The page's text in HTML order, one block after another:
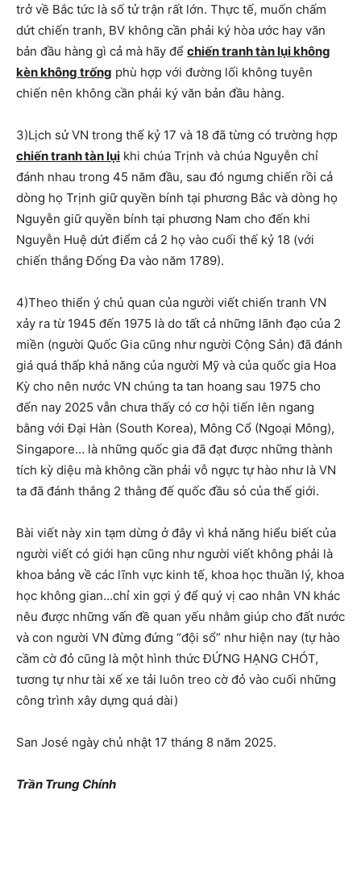
trở về Bắc tức là số tử trận rất lớn. Thực tế, muốn chấm
dứt chiến tranh, BV không cần phải ký hòa ước hay văn
bản đầu hàng gì cả mà hãy để chiến tranh tàn lụi không
kèn không trống phù hợp với đường lối không tuyên
chiến nên không cần phải ký văn bản đầu hàng.
3)Lịch sử VN trong thế kỷ 17 và 18 đã từng có trường hợp
chiến tranh tàn lụi khi chúa Trịnh và chúa Nguyễn chỉ
đánh nhau trong 45 năm đầu, sau đó ngưng chiến rồi cả
dòng họ Trịnh giữ quyền bính tại phương Bắc và dòng họ
Nguyễn giữ quyền bính tại phương Nam cho đến khi
Nguyễn Huệ dứt điểm cả 2 họ vào cuối thế kỷ 18 (với
chiến thắng Đống Đa vào năm 1789).
4)Theo thiển ý chủ quan của người viết chiến tranh VN
xảy ra từ 1945 đến 1975 là do tất cả những lãnh đạo của 2
miền (người Quốc Gia cũng như người Cộng Sản) đã đánh
giá quá thấp khả năng của người Mỹ và của quốc gia Hoa
Kỳ cho nên nước VN chúng ta tan hoang sau 1975 cho
đến nay 2025 vẫn chưa thấy có cơ hội tiến lên ngang
bằng với Đại Hàn (South Korea), Mông Cổ (Ngoại Mông),
Singapore… là những quốc gia đã đạt được những thành
tích kỳ diệu mà không cần phải vỗ ngực tự hào như là VN
ta đã đánh thắng 2 thằng đế quốc đầu sỏ của thế giới.
Bài viết này xin tạm dừng ở đây vì khả năng hiểu biết của
người viết có giới hạn cũng như người viết không phải là
khoa bảng về các lĩnh vực kinh tế, khoa học thuần lý, khoa
học không gian…chỉ xin gợi ý để quý vị cao nhân VN khác
nêu được những vấn đề quan yếu nhằm giúp cho đất nước
và con người VN đừng đứng “đội sổ” như hiện nay (tự hào
cầm cờ đỏ cũng là một hình thức ĐỨNG HẠNG CHÓT,
tương tự như tài xế xe tải luôn treo cờ đỏ vào cuối những
công trình xây dựng quá dài)
San José ngày chủ nhật 17 tháng 8 năm 2025.
Trần Trung Chính